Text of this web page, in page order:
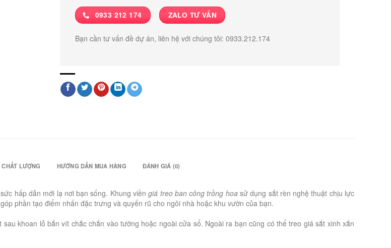
0933 212 174 ZALO TƯ VẤN
Bạn cần tư vấn đề dự án, liên hệ với chúng tôi: 0933.212.174
LƯỢNG HƯỚNG DẪN MUA HÀNG ĐÁNH GIÁ (0)
hấp dẫn mới lạ nơi bạn sống. Khung viềngiá treo ban công trồng hoasử dụng sắt rèn nghệ thuật chịu lực
phần tạo điểm nhấn đặc trưng và quyến rũ cho ngôi nhà hoặc khu vườn của bạn.
khoan lỗ bắn vít chắc chắn vào tường hoặc ngoài cửa sổ. Ngoài ra bạn cũng có thể treo giá sắt xinh xắn